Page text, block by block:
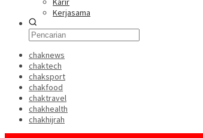
Kerjasama
chaknews
chaktech
chaksport
chakfood
chaktravel
chakhealth
chakhijrah